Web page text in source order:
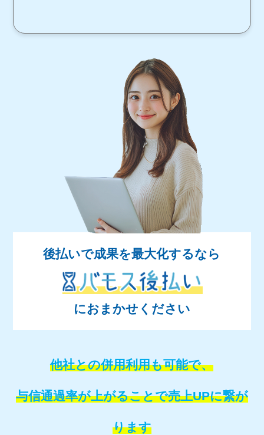
後払いで成果を最大化するなら
におまかせください
他社との併用利用も可能で、
与信通過率が上がることで売上UPに繋が
ります